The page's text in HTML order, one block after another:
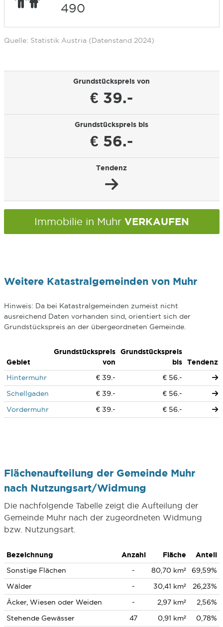
490
Quelle: Statistik Austria (Datenstand 2024)
Grundstückspreis von
€ 39.-
Grundstückspreis bis
€ 56.-
Tendenz
Immobilie in Muhr VERKAUFEN
Weitere Katastralgemeinden von Muhr
Hinweis: Da bei Katastralgemeinden zumeist nicht
ausreichend Daten vorhanden sind, orientiert sich der
Grundstückspreis an der übergeordneten Gemeinde.
Gebiet
Grundstückspreis
von
Grundstückspreis
bis
Tendenz
Hintermuhr
€ 39.-
€ 56.-
Schellgaden
€ 39.-
€ 56.-
Vordermuhr
€ 39.- € 56.-
Flächenaufteilung der Gemeinde Muhr
nach Nutzungsart/Widmung
Die nachfolgende Tabelle zeigt die Aufteilung der
Gemeinde Muhr nach der zugeordneten Widmung
bzw. Nutzungsart.
Bezeichnung Anzahl Fläche
Anteil
Sonstige Flächen
- 80,70 km²
69,59%
Wälder
- 30,41 km²
26,23%
Äcker, Wiesen oder Weiden
- 2,97 km²
2,56%
Stehende Gewässer
47 0,91 km² 0,78%